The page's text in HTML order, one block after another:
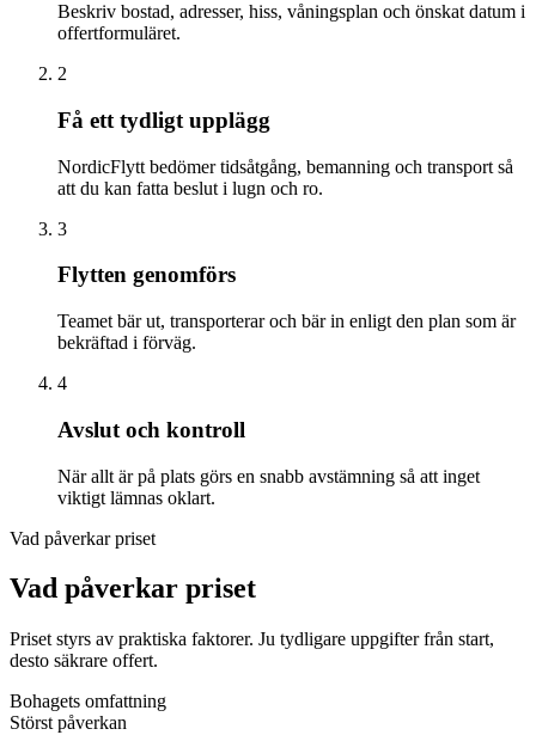
Beskriv bostad, adresser, hiss, våningsplan och önskat datum i
offertformuläret.
2
Få ett tydligt upplägg
NordicFlytt bedömer tidsåtgång, bemanning och transport så
att du kan fatta beslut i lugn och ro.
3
Flytten genomförs
Teamet bär ut, transporterar och bär in enligt den plan som är
bekräftad i förväg.
4
Avslut och kontroll
När allt är på plats görs en snabb avstämning så att inget
viktigt lämnas oklart.
Vad påverkar priset
Vad påverkar priset
Priset styrs av praktiska faktorer. Ju tydligare uppgifter från start,
desto säkrare offert.
Bohagets omfattning
Störst påverkan